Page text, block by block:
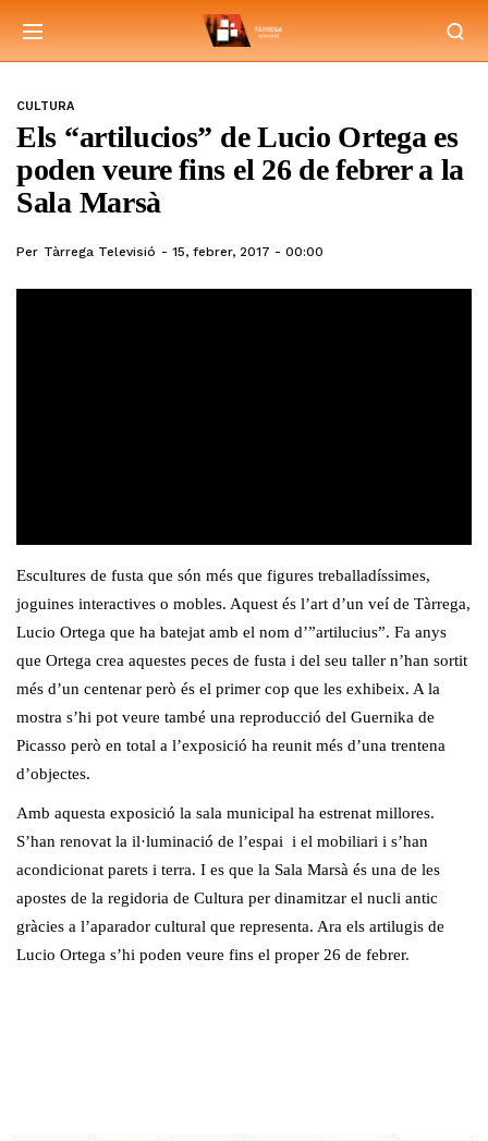
CULTURA
Els “artilucios” de Lucio Ortega es
poden veure fins el 26 de febrer a la
Sala Marsà
Per Tàrrega Televisió 15, febrer, 2017 - 00:00
Escultures de fusta que són més que figures treballadíssimes,
joguines interactives o mobles. Aquest és l’art d’un veí de Tàrrega,
Lucio Ortega que ha batejat amb el nom d’”artilucius”. Fa anys
que Ortega crea aquestes peces de fusta i del seu taller n’han sortit
més d’un centenar però és el primer cop que les exhibeix. A la
mostra s’hi pot veure també una reproducció del Guernika de
Picasso però en total a l’exposició ha reunit més d’una trentena
d’objectes.
Amb aquesta exposició la sala municipal ha estrenat millores.
S’han renovat la il·luminació de l’espai i el mobiliari i s’han
acondicionat parets i terra. I es que la Sala Marsà és una de les
apostes de la regidoria de Cultura per dinamitzar el nucli antic
gràcies a l’aparador cultural que representa. Ara els artilugis de
Lucio Ortega s’hi poden veure fins el proper 26 de febrer.